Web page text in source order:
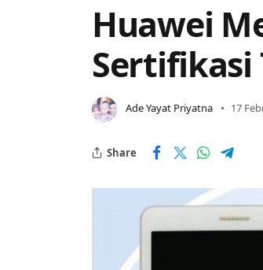
Huawei
Sertifikasi
Ade Yayat Priyatna 17
Share